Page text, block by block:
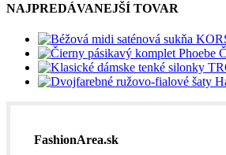
NAJPREDÁVANEJŠÍ TOVAR
FashionArea.sk